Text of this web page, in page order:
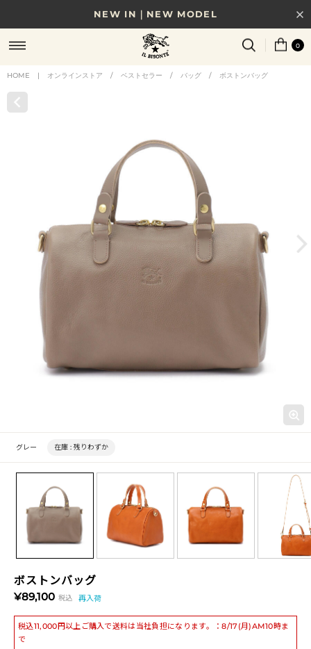
NEW IN｜NEW MODEL
8/17(月)10時まで｜税込11,000円以上で送料無料
贈る相手やシーンから選べる、新しいギフトガイド
0
HOME | オンラインストア / ベストセラー / バッグ / ボストンバッグ
ボストンバッグ
¥89,100 税込 再入荷
税込11,000円以上ご購入で送料は当社負担になります。：8/17(月)AM10時ま
で
グレー 在庫 : 残りわずか